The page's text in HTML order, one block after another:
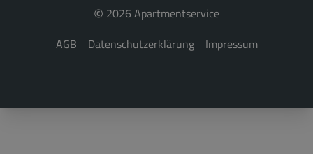
© 2026 Apartmentservice
AGB
Datenschutzerklärung Impressum